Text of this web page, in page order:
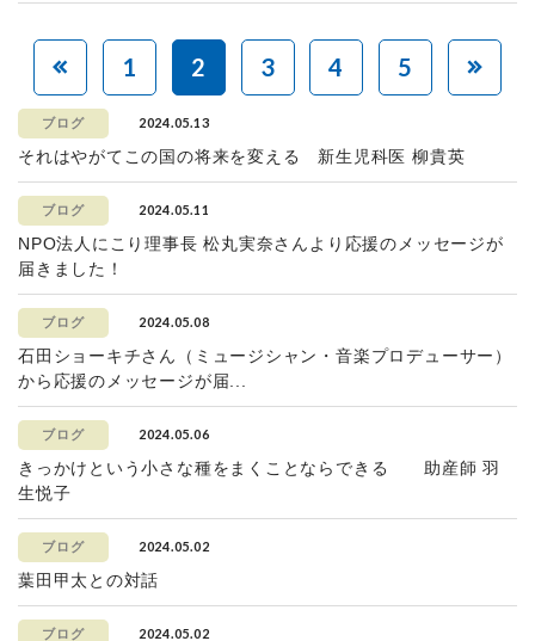
1 2 3 4 5
ブログ 2024.05.13
それはやがてこの国の将来を変える 新生児科医 柳貴英
ブログ 2024.05.11
NPO法人にこり理事長 松丸実奈さんより応援のメッセージが
届きました！
ブログ 2024.05.08
石田ショーキチさん（ミュージシャン・音楽プロデューサー）
から応援のメッセージが届...
ブログ 2024.05.06
きっかけという小さな種をまくことならできる 助産師 羽
生悦子
ブログ 2024.05.02
葉田甲太との対話
ブログ 2024.05.02